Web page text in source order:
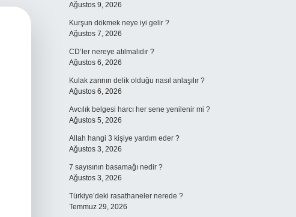
Ağustos 9, 2026
Kurşun dökmek neye iyi gelir ?
Ağustos 7, 2026
CD’ler nereye atılmalıdır ?
Ağustos 6, 2026
Kulak zarının delik olduğu nasıl anlaşılır ?
Ağustos 6, 2026
Avcılık belgesi harcı her sene yenilenir mi ?
Ağustos 5, 2026
Allah hangi 3 kişiye yardım eder ?
Ağustos 3, 2026
7 sayısının basamağı nedir ?
Ağustos 3, 2026
Türkiye’deki rasathaneler nerede ?
Temmuz 29, 2026